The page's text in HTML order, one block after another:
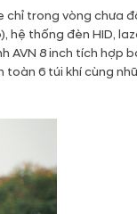
chỉ trong vòng chưa
thống đèn HID,
8 inch tích hợp
toàn 6 túi khí cùng